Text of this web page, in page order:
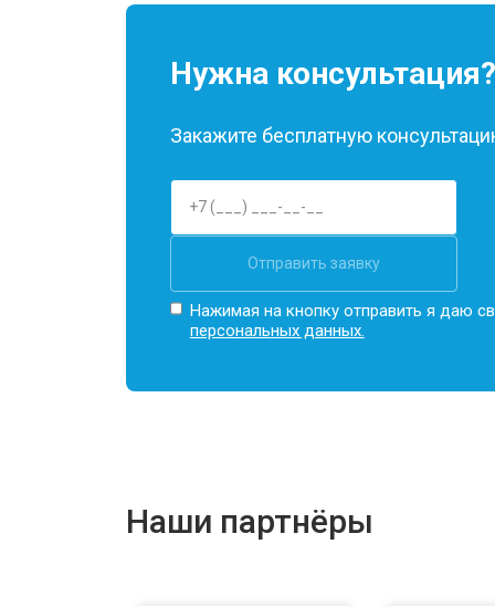
Нужна консультация?
Закажите бесплатную
Отправить заявку
Нажимая на кнопку отправить я даю
персональных данных.
Наши партнёры